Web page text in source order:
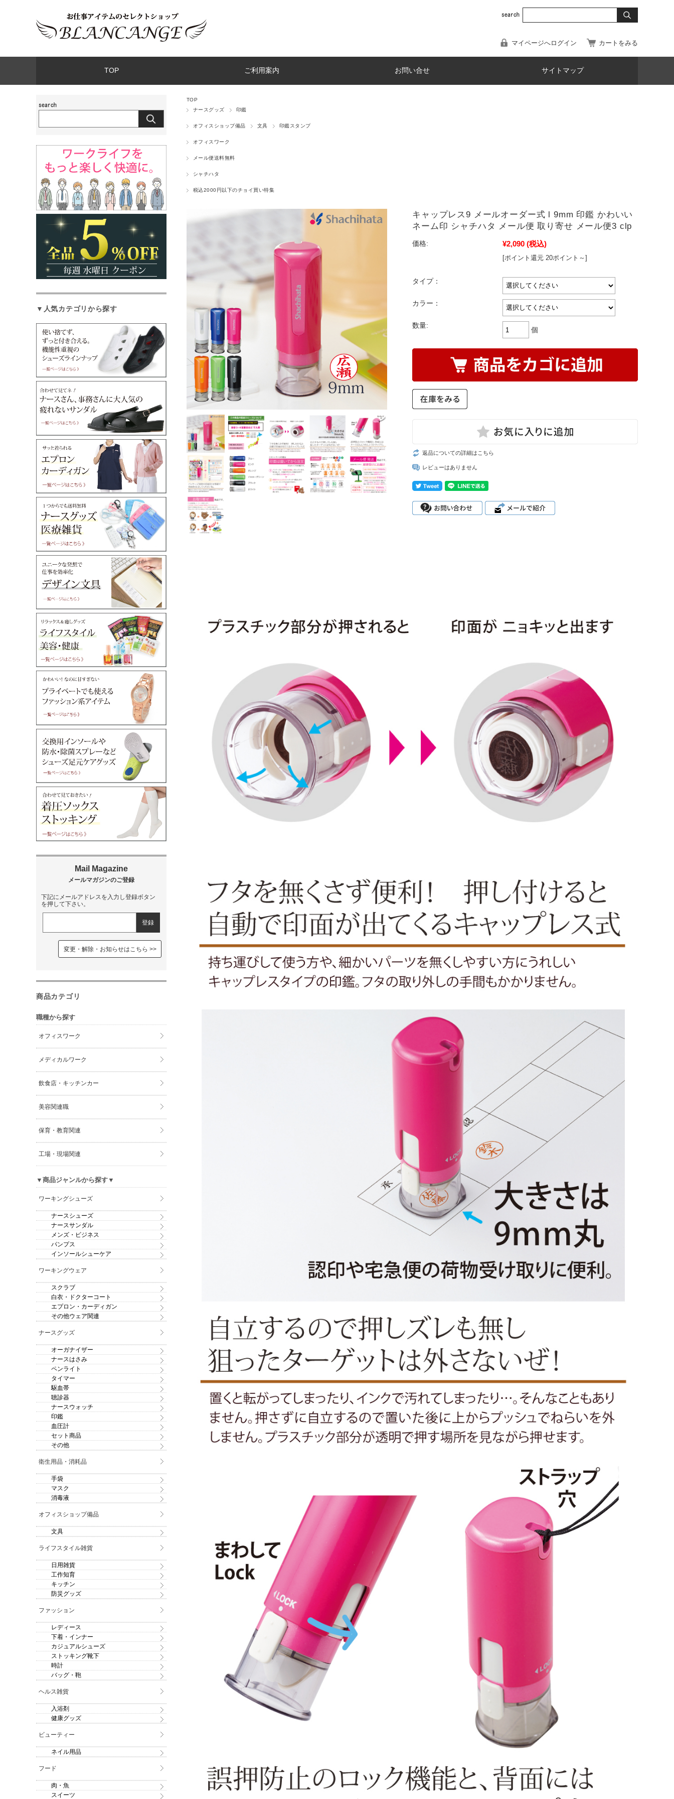
マイページへログイン カートをみる
TOP ご利用案内 お問い合せ サイトマップ
TOP
ナースグッズ
印鑑
オフィスショップ備品 文具 印鑑スタンプ
オフィスワーク
メール便送料無料
シャチハタ
税込2000円以下のチョイ買い特集
キャップレス9 メールオーダー式 l 9mm 印鑑 かわいい
ネーム印 シャチハタ メール便 取り寄せ メール便3 clp
価格: ¥2,090 (税込)
[ポイント還元 20ポイント～]
タイプ：
カラー：
数量:
個
返品についての詳細はこちら
レビューはありません
▼人気カテゴリから探す
下記にメールアドレスを入力し登録ボタン
を押して下さい。
変更・解除・お知らせはこちら
商品カテゴリ
職種から探す
オフィスワーク
メディカルワーク
飲食店・キッチンカー
美容関連職
保育・教育関連
工場・現場関連
▼商品ジャンルから探す▼
ワーキングシューズ
ナースシューズ
ナースサンダル
メンズ・ビジネス
パンプス
インソールシューケア
ワーキングウェア
スクラブ
白衣・ドクターコート
エプロン・カーディガン
その他ウェア関連
ナースグッズ
オーガナイザー
ナースはさみ
ペンライト
タイマー
駆血帯
聴診器
ナースウォッチ
印鑑
血圧計
セット商品
その他
衛生用品・消耗品
手袋
マスク
消毒液
オフィスショップ備品
文具
ライフスタイル雑貨
日用雑貨
工作知育
キッチン
防災グッズ
ファッション
レディース
下着・インナー
カジュアルシューズ
ストッキング靴下
時計
バッグ・鞄
ヘルス雑貨
入浴剤
健康グッズ
ビューティー
ネイル用品
フード
肉・魚
スイーツ